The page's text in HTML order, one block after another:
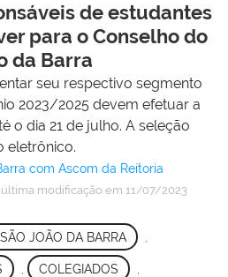
de estudantes
para o Conselho do
da Barra
seu respectivo segmento
2023/2025 devem efetuar a
o dia 21 de julho. A seleção
eletrônico.
com Ascom da Reitoria
última modificação em 11/07/2023
JOÃO DA BARRA
COLEGIADOS